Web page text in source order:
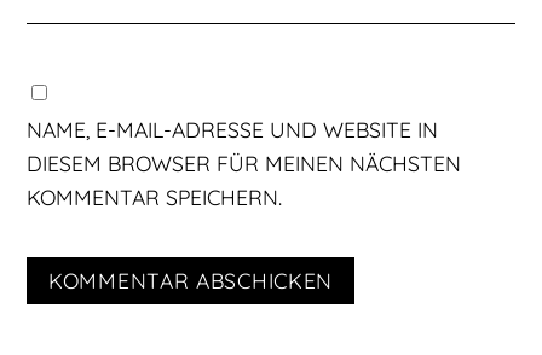
NAME, E-MAIL-ADRESSE UND WEBSITE IN
DIESEM BROWSER FÜR MEINEN NÄCHSTEN
KOMMENTAR SPEICHERN.